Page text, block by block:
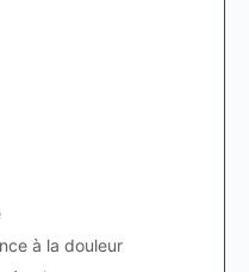
à la douleur